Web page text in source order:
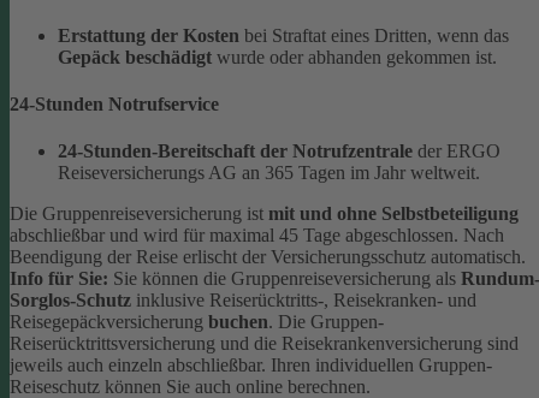
Erstattung der Kosten bei Straftat eines Dritten, wenn das
Gepäck beschädigt wurde oder abhanden gekommen ist.
24-Stunden Notrufservice
24-Stunden-Bereitschaft der Notrufzentrale der ERGO
Reiseversicherungs AG an 365 Tagen im Jahr weltweit.
Die Gruppenreiseversicherung ist mit und ohne Selbstbeteiligung
abschließbar und wird für maximal 45 Tage abgeschlossen. Nach
Beendigung der Reise erlischt der Versicherungsschutz automatisch.
Info für Sie: Sie können die Gruppenreiseversicherung als Rundum-
Sorglos-Schutz inklusive Reiserücktritts-, Reisekranken- und
Reisegepäckversicherung buchen. Die Gruppen-
Reiserücktrittsversicherung und die Reisekrankenversicherung sind
jeweils auch einzeln abschließbar. Ihren individuellen Gruppen-
Reiseschutz können Sie auch online berechnen.